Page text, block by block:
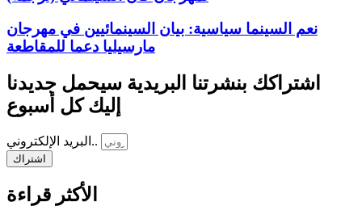
نعم السينما سياسية: بيان السينمائيين في مهرجان
مارسيليا دعما للمقاطعة
اشتراكك بنشرتنا البريدية سيحمل جديدنا
إليك كل أسبوع
البريد الإلكتروني..
اشتراك
الأكثر قراءة